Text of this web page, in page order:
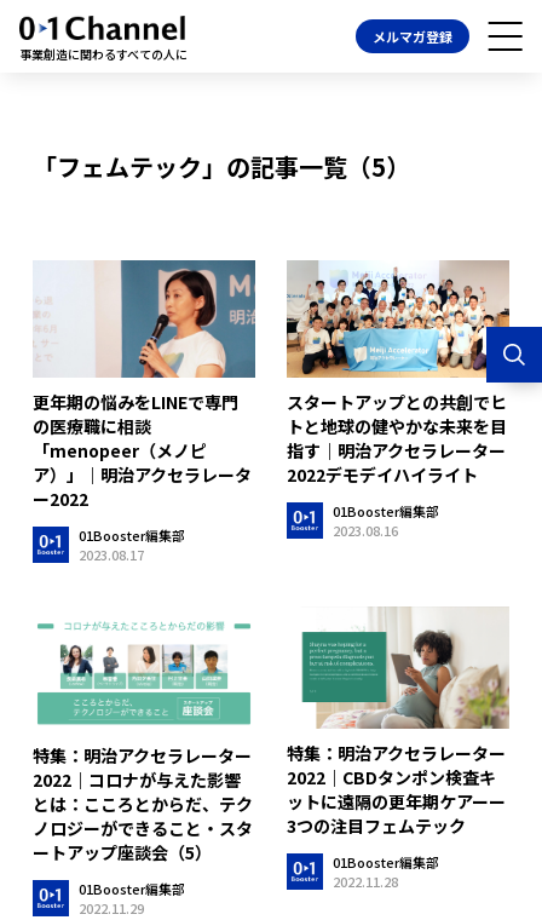
事業創造に関わるすべての人に
メルマガ登録
「フェムテック」の記事一覧（5）
更年期の悩みをLINEで専門
の医療職に相談
「menopeer（メノピ
ア）」｜明治アクセラレータ
ー2022
01Booster編集部
2023.08.17
スタートアップとの共創でヒ
トと地球の健やかな未来を目
指す｜明治アクセラレーター
2022デモデイハイライト
01Booster編集部
2023.08.16
特集：明治アクセラレーター
2022｜コロナが与えた影響
とは：こころとからだ、テク
ノロジーができること・スタ
ートアップ座談会（5）
01Booster編集部
2022.11.29
特集：明治アクセラレーター
2022｜CBDタンポン検査キ
ットに遠隔の更年期ケアーー
3つの注目フェムテック
01Booster編集部
2022.11.28